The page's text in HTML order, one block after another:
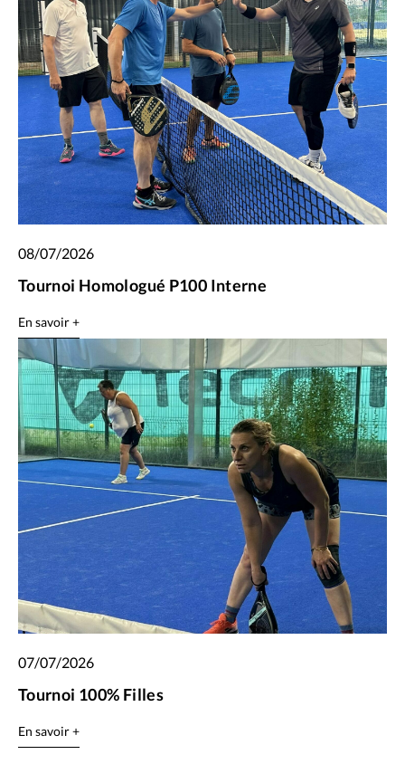
08/07/2026
Tournoi Homologué P100 Interne
En savoir +
07/07/2026
Tournoi 100% Filles
En savoir +